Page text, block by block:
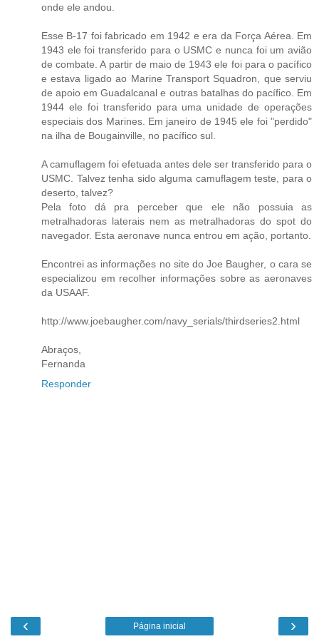
onde ele andou.
Esse B-17 foi fabricado em 1942 e era da Força Aérea. Em
1943 ele foi transferido para o USMC e nunca foi um avião
de combate. A partir de maio de 1943 ele foi para o pacífico
e estava ligado ao Marine Transport Squadron, que serviu
de apoio em Guadalcanal e outras batalhas do pacífico. Em
1944 ele foi transferido para uma unidade de operações
especiais dos Marines. Em janeiro de 1945 ele foi "perdido"
na ilha de Bougainville, no pacífico sul.
A camuflagem foi efetuada antes dele ser transferido para o
USMC. Talvez tenha sido alguma camuflagem teste, para o
deserto, talvez?
Pela foto dá pra perceber que ele não possuia as
metralhadoras laterais nem as metralhadoras do spot do
navegador. Esta aeronave nunca entrou em ação, portanto.
Encontrei as informações no site do Joe Baugher, o cara se
especializou em recolher informações sobre as aeronaves
da USAAF.
http://www.joebaugher.com/navy_serials/thirdseries2.html
Abraços,
Fernanda
Responder
‹ ›
Página inicial